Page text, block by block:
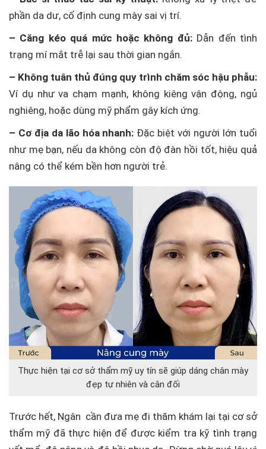
phần da dư, cố định cung mày sai vị trí.
– Căng kéo quá mức hoặc không đủ:Dẫn đến tình
trạng mí mắt trễ lại sau thời gian ngắn.
– Không tuân thủ đúng quy trình chăm sóc hậu phẫu:
Ví dụ như va chạm mạnh, không kiêng vận động, ngủ
nghiêng, hoặc dùng mỹ phẩm gây kích ứng.
– Cơ địa da lão hóa nhanh: Đặc biệt với người lớn tuổi
như mẹ bạn, nếu da không còn độ đàn hồi tốt, hiệu quả
nâng có thể kém bền hơn người trẻ.
Thực hiện tại cơ sở thẩm mỹ uy tín sẽ giúp dáng chân mày
đẹp tự nhiên và cân đối
Trước hết, Ngân cần đưa mẹ đi thăm khám lại tại cơ sở
thẩm mỹ đã thực hiện để được kiểm tra kỹ tình trạng